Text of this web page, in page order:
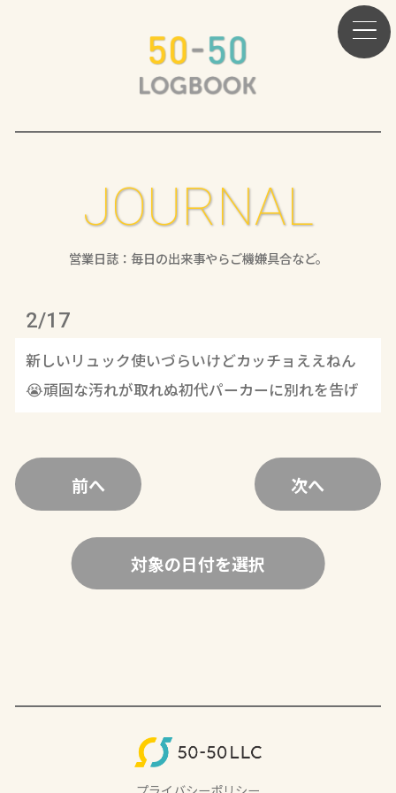
JOURNAL
営業日誌：毎日の出来事やらご機嫌具合など。
2/17
新しいリュック使いづらいけどカッチョええねん
😭頑固な汚れが取れぬ初代パーカーに別れを告げ
前へ 次へ
対象の日付を選択